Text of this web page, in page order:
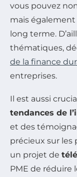
vous pouvez
mais également
long terme.
thématiques,
de la finance
entreprises.
Il est aussi
tendances de
et des
précieux sur les
un projet de
PME de réduire